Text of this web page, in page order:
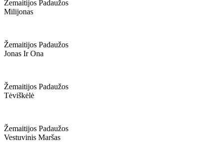
Žemaitijos Padaužos
Milijonas
Žemaitijos Padaužos
Jonas Ir Ona
Žemaitijos Padaužos
Tėviškėlė
Žemaitijos Padaužos
Vestuvinis Maršas